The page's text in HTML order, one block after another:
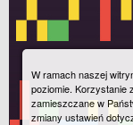
W ramach naszej
poziomie. Korzystanie
zamieszczane w
zmiany ustawień